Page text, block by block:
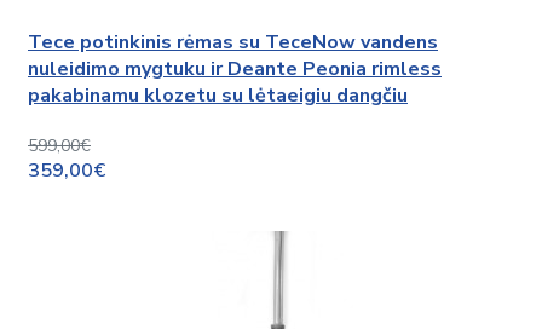
Tece potinkinis rėmas su TeceNow vandens
nuleidimo mygtuku ir Deante Peonia rimless
pakabinamu klozetu su lėtaeigiu dangčiu
599,00€
359,00€